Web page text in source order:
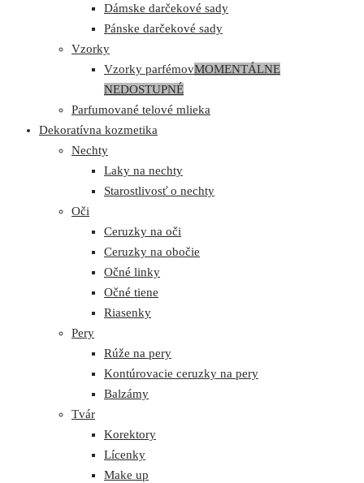
Dámske darčekové sady
Pánske darčekové sady
Vzorky
Vzorky parfémovMOMENTÁLNE
NEDOSTUPNÉ
Parfumované telové mlieka
Dekoratívna kozmetika
Nechty
Laky na nechty
Starostlivosť o nechty
Oči
Ceruzky na oči
Ceruzky na obočie
Očné linky
Očné tiene
Riasenky
Pery
Rúže na pery
Kontúrovacie ceruzky na pery
Balzámy
Tvár
Korektory
Lícenky
Make up